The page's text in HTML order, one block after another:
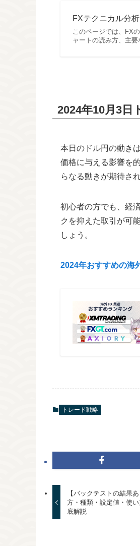
FXテクニカル分
このページでは、FX
ャートの読み方、主
2024年10月3日
本日のドル円の動き
価格に与える影響を
らなる動きが期待され
初心者の方でも、経
クを抑えた取引が可
しょう。
2024年おすすめの海
トレード戦略
【バックテストの結果
方・種類・設定値・使
底解説